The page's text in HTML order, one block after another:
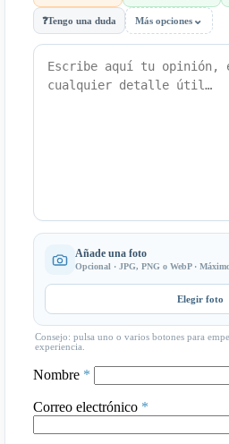
❓Tengo una duda Más opciones ⌄
Añade una foto
Opcional · JPG, PNG o WebP ·
Elegir foto
Consejo: pulsa uno o varios botones para
experiencia.
Nombre *
Correo electrónico *